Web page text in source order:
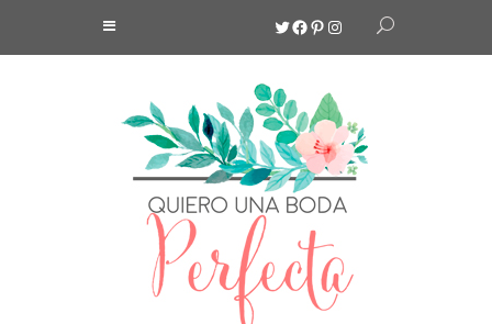
Twitter
Facebook
Pinterest
Instagram